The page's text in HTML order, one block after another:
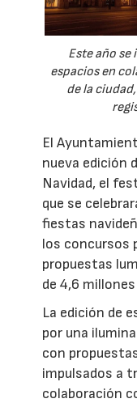
Este año
espacios en
de la
El
nueva edición
Navidad, el
que se
fiestas
los concursos
propuestas
de 4,6
La edición de
por una
con
impulsados a
colaboración